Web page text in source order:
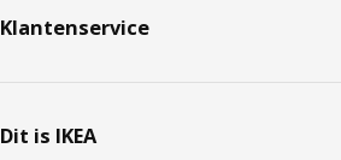
Klantenservice
Dit is IKEA